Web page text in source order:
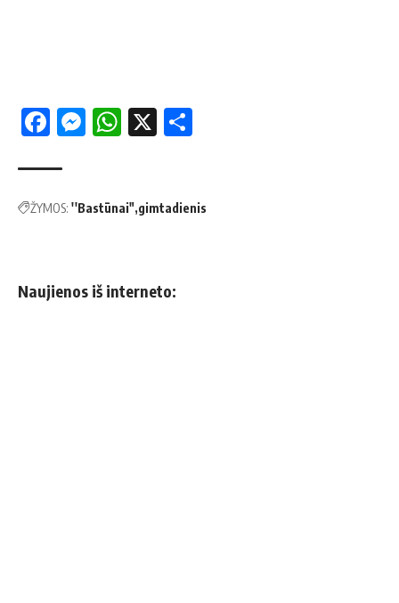
Facebook
Messenger
WhatsApp
X
ŽYMOS: ''Bastūnai" gimtadienis
Naujienos iš interneto: